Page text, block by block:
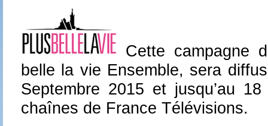
Cette campagne
belle la vie Ensemble, sera
Septembre 2015 et jusqu’au
chaînes de France Télévisions.